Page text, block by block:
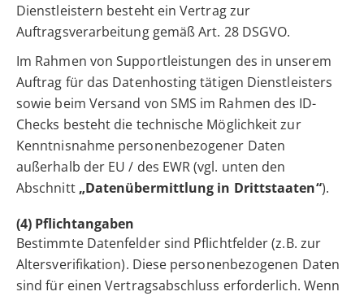
Dienstleistern besteht ein Vertrag zur
Auftragsverarbeitung gemäß Art. 28 DSGVO.
Im Rahmen von Supportleistungen des in unserem
Auftrag für das Datenhosting tätigen Dienstleisters
sowie beim Versand von SMS im Rahmen des ID-
Checks besteht die technische Möglichkeit zur
Kenntnisnahme personenbezogener Daten
außerhalb der EU / des EWR (vgl. unten den
Abschnitt „Datenübermittlung in Drittstaaten“).
(4) Pflichtangaben
Bestimmte Datenfelder sind Pflichtfelder (z.B. zur
Altersverifikation). Diese personenbezogenen Daten
sind für einen Vertragsabschluss erforderlich. Wenn